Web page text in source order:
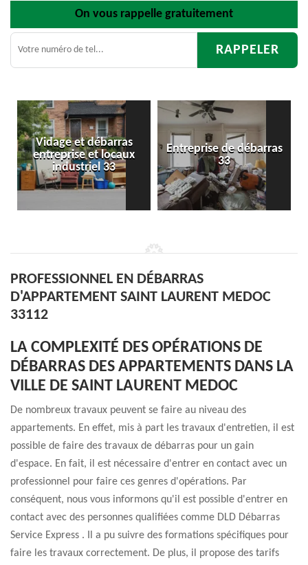
On vous rappelle gratuitement
Entreprise de débarras
33
Débarras
d'appartement 33
PROFESSIONNEL EN DÉBARRAS
D'APPARTEMENT SAINT LAURENT MEDOC
33112
LA COMPLEXITÉ DES OPÉRATIONS DE
DÉBARRAS DES APPARTEMENTS DANS LA
VILLE DE SAINT LAURENT MEDOC
De nombreux travaux peuvent se faire au niveau des
appartements. En effet, mis à part les travaux d'entretien, il est
possible de faire des travaux de débarras pour un gain
d'espace. En fait, il est nécessaire d'entrer en contact avec un
professionnel pour faire ces genres d'opérations. Par
conséquent, nous vous informons qu'il est possible d'entrer en
contact avec des personnes qualifiées comme DLD Débarras
Service Express . Il a pu suivre des formations spécifiques pour
faire les travaux correctement. De plus, il propose des tarifs